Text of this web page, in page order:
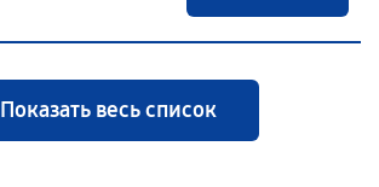
Показать весь список